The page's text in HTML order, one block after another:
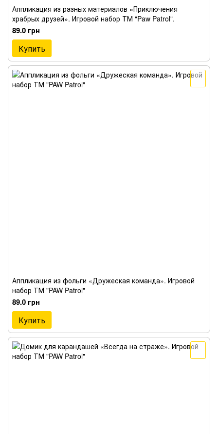
Аппликация из разных материалов «Приключения
храбрых друзей». Игровой набор ТМ "Paw Patrol".
89.0 грн
Купить
Аппликация из фольги «Дружеская команда». Игровой
набор ТМ "PAW Patrol"
89.0 грн
Купить